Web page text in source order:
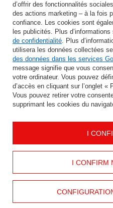
J'accepte le traitement de mes données personnelles
MON
d’offrir des fonctionnalités
des actions marketing – à la fois
confiance. Les cookies sont
les publicités. Plus
de confidentialité. Plus
utilisera les données collectées
des données dans les services
message signifie que vous
votre ordinateur. Vous pouvez
d’accès en cliquant sur l’onglet
Vous pouvez retirer votre
supprimant les cookies du
I CONFIRM
I